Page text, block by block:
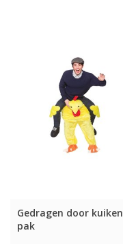
Gedragen door kuiken
pak